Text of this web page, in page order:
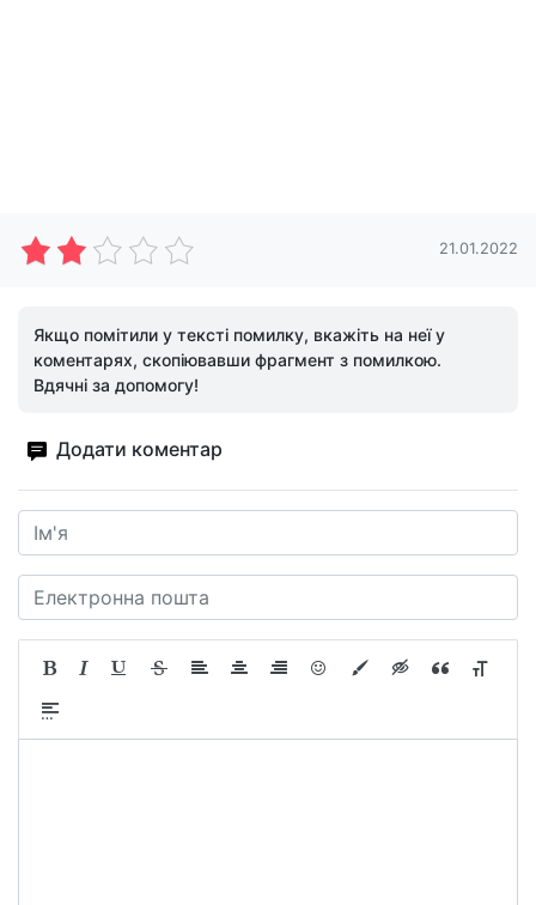
21.01.2022
Якщо помітили у тексті помилку, вкажіть на неї у
коментарях, скопіювавши фрагмент з помилкою.
Вдячні за допомогу!
Додати коментар